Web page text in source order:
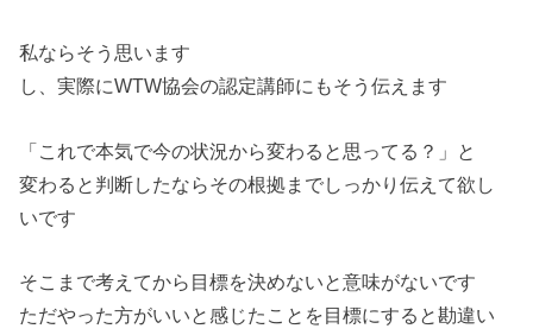
私ならそう思います
し、実際にWTW協会の認定講師にもそう伝えます
「これで本気で今の状況から変わると思ってる？」と
変わると判断したならその根拠までしっかり伝えて欲し
いです
そこまで考えてから目標を決めないと意味がないです
ただやった方がいいと感じたことを目標にすると勘違い